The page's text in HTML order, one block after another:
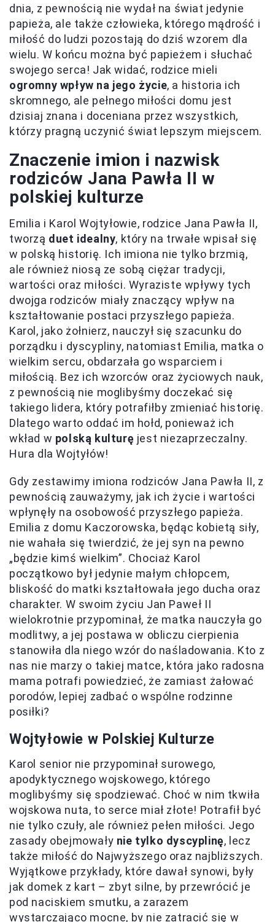
dnia, z pewnością nie wydał na świat jedynie
papieża, ale także człowieka, którego mądrość i
miłość do ludzi pozostają do dziś wzorem dla
wielu. W końcu można być papieżem i słuchać
swojego serca! Jak widać, rodzice mieli
ogromny wpływ na jego życie, a historia ich
skromnego, ale pełnego miłości domu jest
dzisiaj znana i doceniana przez wszystkich,
którzy pragną uczynić świat lepszym miejscem.
Znaczenie imion i nazwisk
rodziców Jana Pawła II w
polskiej kulturze
Emilia i Karol Wojtyłowie, rodzice Jana Pawła II,
tworzą duet idealny, który na trwałe wpisał się
w polską historię. Ich imiona nie tylko brzmią,
ale również niosą ze sobą ciężar tradycji,
wartości oraz miłości. Wyraziste wpływy tych
dwojga rodziców miały znaczący wpływ na
kształtowanie postaci przyszłego papieża.
Karol, jako żołnierz, nauczył się szacunku do
porządku i dyscypliny, natomiast Emilia, matka o
wielkim sercu, obdarzała go wsparciem i
miłością. Bez ich wzorców oraz życiowych nauk,
z pewnością nie moglibyśmy doczekać się
takiego lidera, który potrafiłby zmieniać historię.
Dlatego warto oddać im hołd, ponieważ ich
wkład w polską kulturę jest niezaprzeczalny.
Hura dla Wojtyłów!
Gdy zestawimy imiona rodziców Jana Pawła II, z
pewnością zauważymy, jak ich życie i wartości
wpłynęły na osobowość przyszłego papieża.
Emilia z domu Kaczorowska, będąc kobietą siły,
nie wahała się twierdzić, że jej syn na pewno
„będzie kimś wielkim”. Chociaż Karol
początkowo był jedynie małym chłopcem,
bliskość do matki kształtowała jego ducha oraz
charakter. W swoim życiu Jan Paweł II
wielokrotnie przypominał, że matka nauczyła go
modlitwy, a jej postawa w obliczu cierpienia
stanowiła dla niego wzór do naśladowania. Kto z
nas nie marzy o takiej matce, która jako radosna
mama potrafi powiedzieć, że zamiast żałować
porodów, lepiej zadbać o wspólne rodzinne
posiłki?
Wojtyłowie w Polskiej Kulturze
Karol senior nie przypominał surowego,
apodyktycznego wojskowego, którego
moglibyśmy się spodziewać. Choć w nim tkwiła
wojskowa nuta, to serce miał złote! Potrafił być
nie tylko czuły, ale również pełen miłości. Jego
zasady obejmowały nie tylko dyscyplinę, lecz
także miłość do Najwyższego oraz najbliższych.
Wyjątkowe przykłady, które dawał synowi, były
jak domek z kart – zbyt silne, by przewrócić je
pod naciskiem smutku, a zarazem
wystarczająco mocne, by nie zatracić się w